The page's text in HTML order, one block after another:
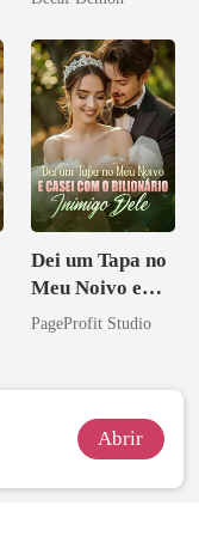
Dei um Tapa no
Meu Noivo e
Casei com o
PageProfit Studio
Abrir